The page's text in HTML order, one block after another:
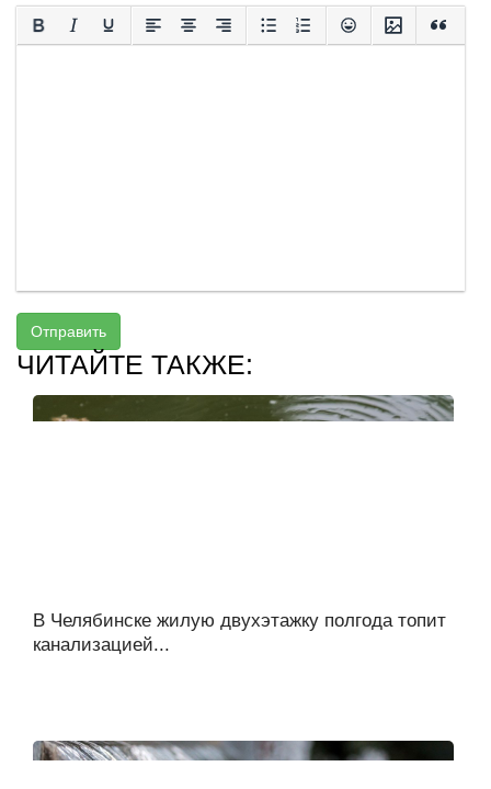
Отправить
ЧИТАЙТЕ ТАКЖЕ:
В Челябинске жилую двухэтажку полгода топит
канализацией...